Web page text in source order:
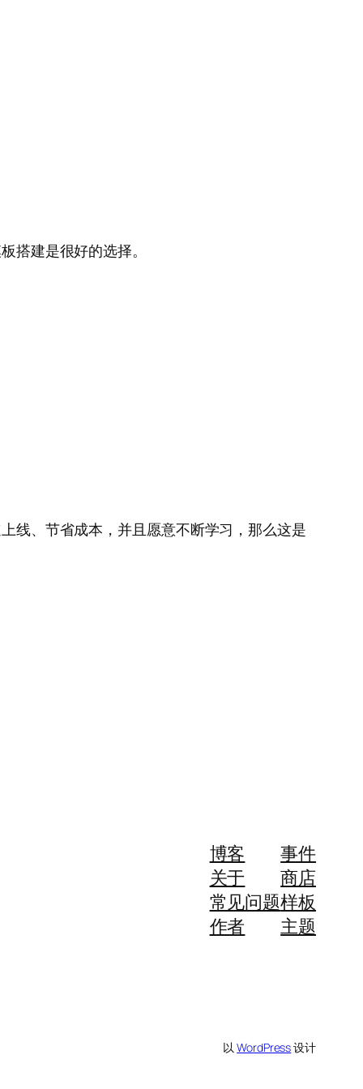
搭建是很好的选择。
线、节省成本，并且愿意不断学习，那么这是
博客
关于
常见问题
作者
事件
商店
样板
主题
以WordPress设计